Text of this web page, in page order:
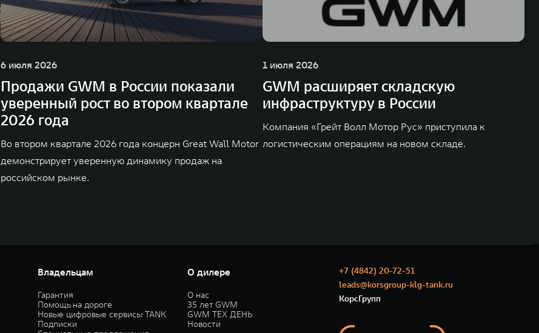
6 июля 2026
Продажи GWM в России показали
уверенный рост во втором квартале
2026 года
Во втором квартале 2026 года концерн Great Wall Motor
демонстрирует уверенную динамику продаж на
российском рынке.
1 июля 2026
GWM расширяет складскую
инфраструктуру в России
Компания «Грейт Волл Мотор Рус» приступила к
логистическим операциям на новом складе.
Владельцам
Гарантия
Помощь на дороге
Новые цифровые сервисы TANK
Подписки
О дилере
О нас
35 лет GWM
GWM ТЕХ ДЕНЬ
Новости
+7 (4842) 20-72-51
leads@korsgroup-klg-tank.ru
КорсГрупп